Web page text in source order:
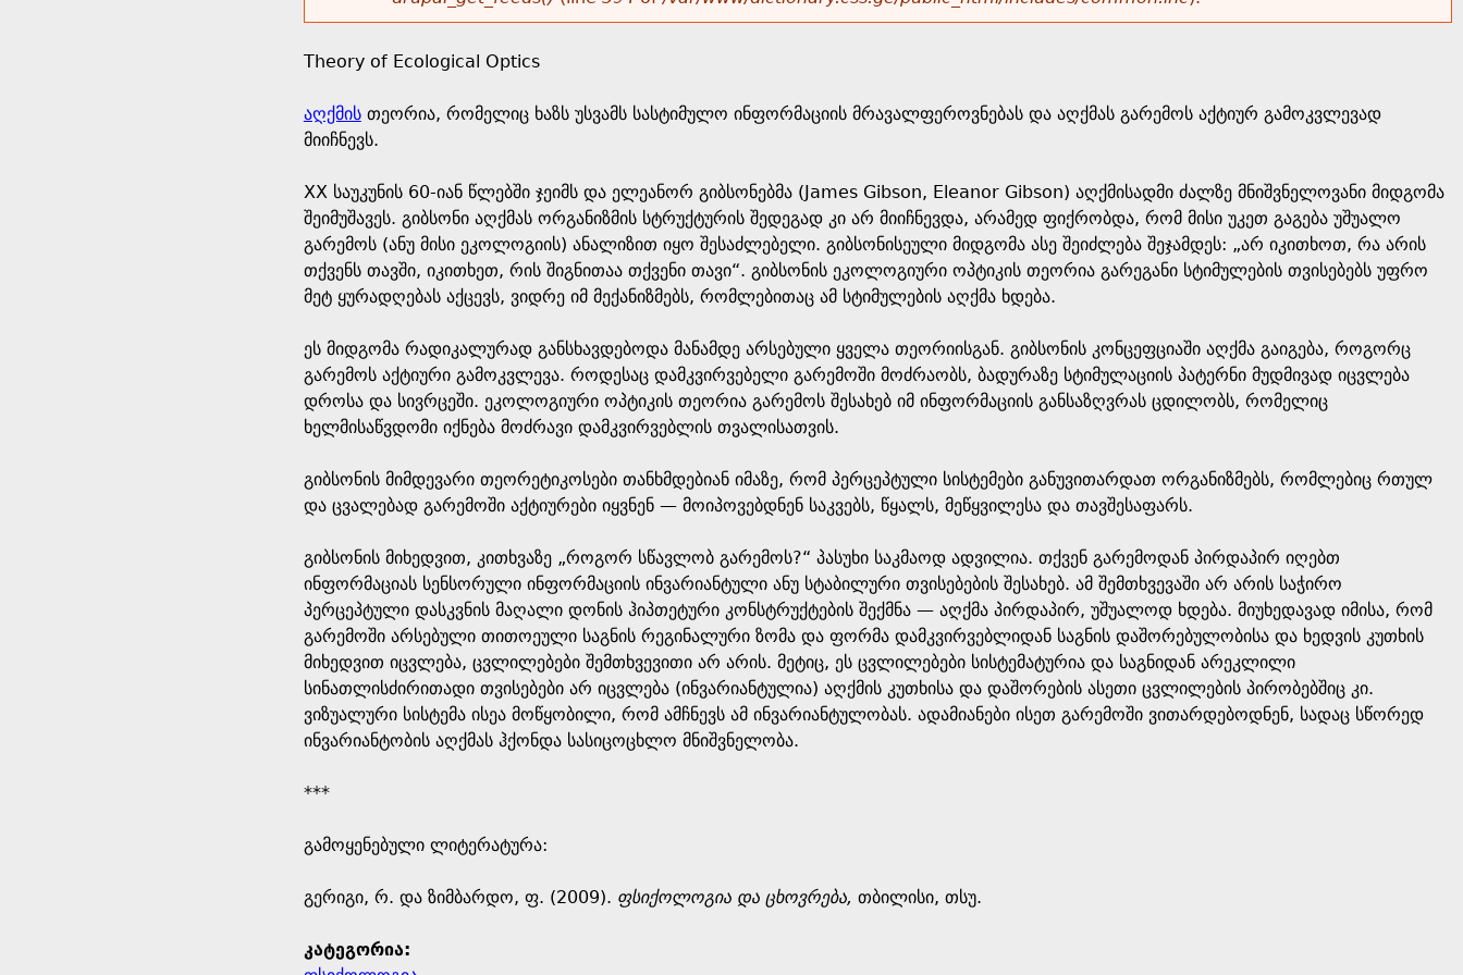
r
s
e
h
e
r
e
o
r
e
s
a
g
e
Theory of Ecological Optics
აღქმისთეორია, რომელიც ხაზს უსვამს სასტიმულო ინფორმაციის მრავალფეროვნებას და აღქმას გარემოს აქტიურ გამოკვლევად
მიიჩნევს.
XX საუკუნის 60-იან წლებში ჯეიმს და ელეანორ გიბსონებმა (James Gibson, Eleanor Gibson) აღქმისადმი ძალზე მნიშვნელოვანი მიდგომა
შეიმუშავეს. გიბსონი აღქმას ორგანიზმის სტრუქტურის შედეგად კი არ მიიჩნევდა, არამედ ფიქრობდა, რომ მისი უკეთ გაგება უშუალო
გარემოს (ანუ მისი ეკოლოგიის) ანალიზით იყო შესაძლებელი. გიბსონისეული მიდგომა ასე შეიძლება შეჯამდეს: „არ იკითხოთ, რა არის
თქვენს თავში, იკითხეთ, რის შიგნითაა თქვენი თავი“. გიბსონის ეკოლოგიური ოპტიკის თეორია გარეგანი სტიმულების თვისებებს უფრო
მეტ ყურადღებას აქცევს, ვიდრე იმ მექანიზმებს, რომლებითაც ამ სტიმულების აღქმა ხდება.
ეს მიდგომა რადიკალურად განსხავდებოდა მანამდე არსებული ყველა თეორიისგან. გიბსონის კონცეფციაში აღქმა გაიგება, როგორც
გარემოს აქტიური გამოკვლევა. როდესაც დამკვირვებელი გარემოში მოძრაობს, ბადურაზე სტიმულაციის პატერნი მუდმივად იცვლება
დროსა და სივრცეში. ეკოლოგიური ოპტიკის თეორია გარემოს შესახებ იმ ინფორმაციის განსაზღვრას ცდილობს, რომელიც
ხელმისაწვდომი იქნება მოძრავი დამკვირვებლის თვალისათვის.
გიბსონის მიმდევარი თეორეტიკოსები თანხმდებიან იმაზე, რომ პერცეპტული სისტემები განუვითარდათ ორგანიზმებს, რომლებიც რთულ
და ცვალებად გარემოში აქტიურები იყვნენ — მოიპოვებდნენ საკვებს, წყალს, მეწყვილესა და თავშესაფარს.
გიბსონის მიხედვით, კითხვაზე „როგორ სწავლობ გარემოს?“ პასუხი საკმაოდ ადვილია. თქვენ გარემოდან პირდაპირ იღებთ
ინფორმაციას სენსორული ინფორმაციის ინვარიანტული ანუ სტაბილური თვისებების შესახებ. ამ შემთხვევაში არ არის საჭირო
პერცეპტული დასკვნის მაღალი დონის ჰიპთეტური კონსტრუქტების შექმნა — აღქმა პირდაპირ, უშუალოდ ხდება. მიუხედავად იმისა, რომ
გარემოში არსებული თითოეული საგნის რეგინალური ზომა და ფორმა დამკვირვებლიდან საგნის დაშორებულობისა და ხედვის კუთხის
მიხედვით იცვლება, ცვლილებები შემთხვევითი არ არის. მეტიც, ეს ცვლილებები სისტემატურია და საგნიდან არეკლილი
სინათლისძირითადი თვისებები არ იცვლება (ინვარიანტულია) აღქმის კუთხისა და დაშორების ასეთი ცვლილების პირობებშიც კი.
ვიზუალური სისტემა ისეა მოწყობილი, რომ ამჩნევს ამ ინვარიანტულობას. ადამიანები ისეთ გარემოში ვითარდებოდნენ, სადაც სწორედ
ინვარიანტობის აღქმას ჰქონდა სასიცოცხლო მნიშვნელობა.
***
გამოყენებული ლიტერატურა:
გერიგი, რ. და ზიმბარდო, ფ. (2009). ფსიქოლოგია და ცხოვრება, თბილისი, თსუ.
კატეგორია: